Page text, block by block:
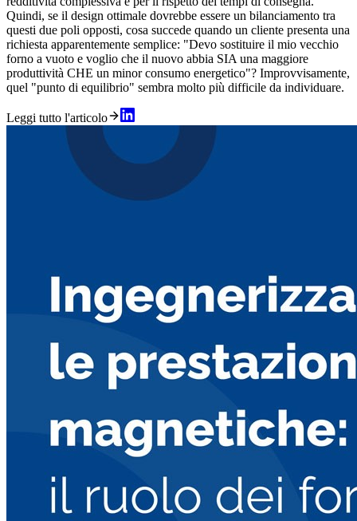
Quindi, se il design ottimale dovrebbe essere un bilanciamento tra
questi due poli opposti, cosa succede quando un cliente presenta una
richiesta apparentemente semplice: "Devo sostituire il mio vecchio
forno a vuoto e voglio che il nuovo abbia SIA una maggiore
produttività CHE un minor consumo energetico"? Improvvisamente,
quel "punto di equilibrio" sembra molto più difficile da individuare.
Leggi tutto l'articolo